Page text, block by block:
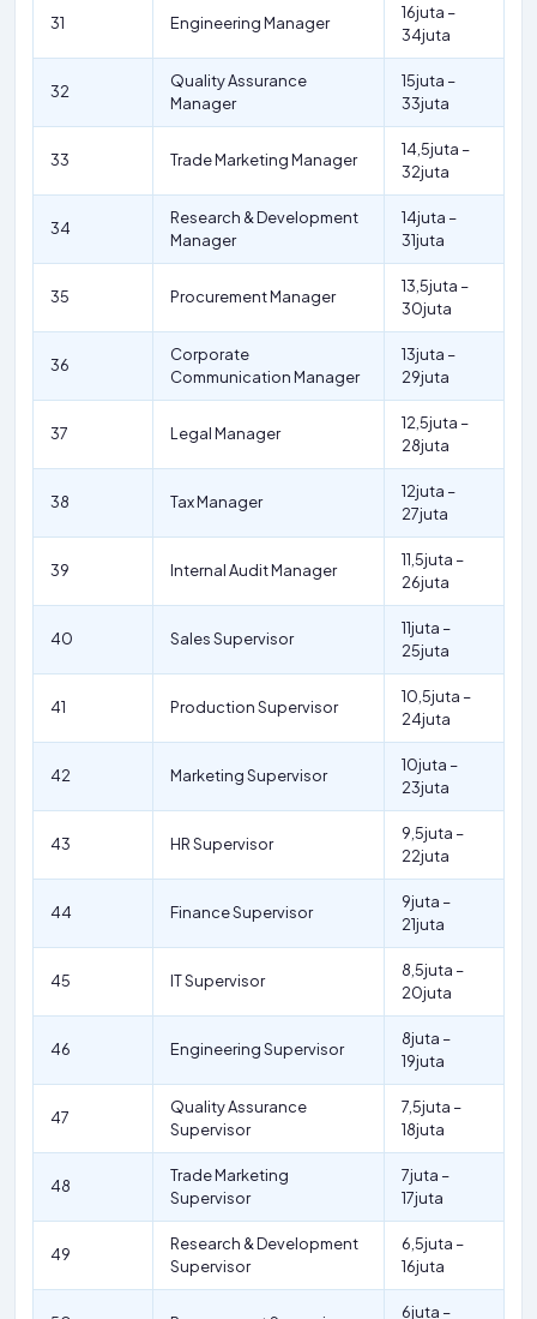
31 Engineering Manager
16juta –
34juta
32
Quality Assurance
Manager
15juta –
33juta
33 Trade Marketing Manager
14,5juta –
32juta
34
Research & Development
Manager
14juta –
31juta
35 Procurement Manager
13,5juta –
30juta
36
Corporate
Communication Manager
13juta –
29juta
37 Legal Manager
12,5juta –
28juta
38 Tax Manager
12juta –
27juta
39 Internal Audit Manager
11,5juta –
26juta
40 Sales Supervisor
11juta –
25juta
41 Production Supervisor
10,5juta –
24juta
42 Marketing Supervisor
10juta –
23juta
43 HR Supervisor
9,5juta –
22juta
44 Finance Supervisor
9juta –
21juta
45 IT Supervisor
8,5juta –
20juta
46 Engineering Supervisor
8juta –
19juta
47
Quality Assurance
Supervisor
7,5juta –
18juta
48
Trade Marketing
Supervisor
7juta –
17juta
49
Research & Development
Supervisor
6,5juta –
16juta
6juta –